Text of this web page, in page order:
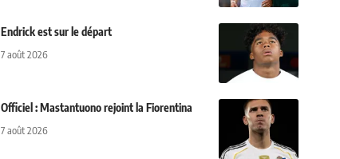
Endrick est sur le départ
7 août 2026
Officiel : Mastantuono rejoint la Fiorentina
7 août 2026